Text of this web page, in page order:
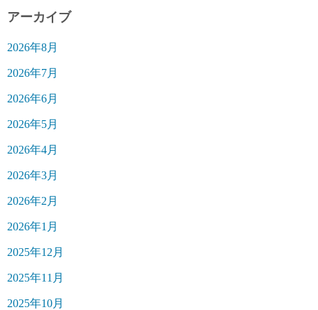
アーカイブ
2026年8月
2026年7月
2026年6月
2026年5月
2026年4月
2026年3月
2026年2月
2026年1月
2025年12月
2025年11月
2025年10月